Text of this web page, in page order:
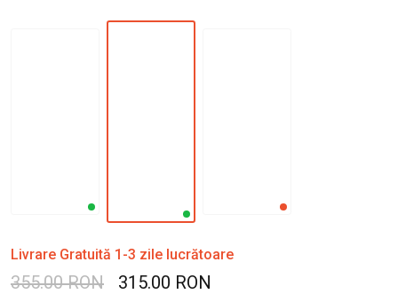
Livrare Gratuită 1-3 zile lucrătoare
355.00 RON 315.00 RON